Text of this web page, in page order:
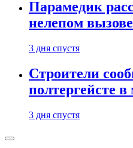
Парамедик
нелепом вызове
3 дня спустя
Строители
полтергейсте
3 дня спустя